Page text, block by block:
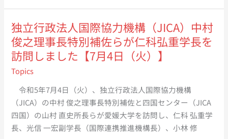
か
さ
ん
ら
発
前
に
口
聡
さ
ん
が
外
協
力
院
連
合
農
学
研
科
2
年
独立行政法人国際協力機構（JICA）中村
俊之理事長特別補佐らが仁科弘重学長を
訪問しました【7月4日（火）】
Topics
令和5年7月4日（火）、独立行政法人国際協力機構
（JICA）の中村 俊之理事長特別補佐と四国センター（JICA
四国）の山村 直史所長らが愛媛大学を訪問し、仁科 弘重学
長、光信 一宏副学長（国際連携推進機構長）、小林 修